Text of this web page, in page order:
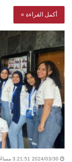
أكمل القراءة »
2024/03/30 3:21:51 مساءً